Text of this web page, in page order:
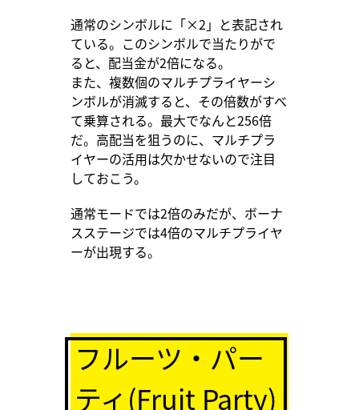
通常のシンボルに「×2」と表記され
ている。このシンボルで当たりがで
ると、配当金が2倍になる。
また、複数個のマルチプライヤーシ
ンボルが消滅すると、その倍数がすべ
て乗算される。最大でなんと256倍
だ。高配当を狙うのに、マルチプラ
イヤーの活用は欠かせないので注目
しておこう。
通常モードでは2倍のみだが、ボーナ
スステージでは4倍のマルチプライヤ
ーが出現する。
フルーツ・パー
ティ(Fruit Party)